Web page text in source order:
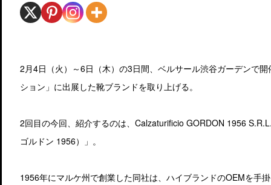
2月4日（火）～6日（木）の3日間、ベルサール渋谷ガーデンで
ション」に出展した靴ブランドを取り上げる。
2回目の今回、紹介するのは、Calzaturificio GORDON 1956
ゴルドン 1956）」。
1956年にマルケ州で創業した同社は、ハイブランドのOEMを手